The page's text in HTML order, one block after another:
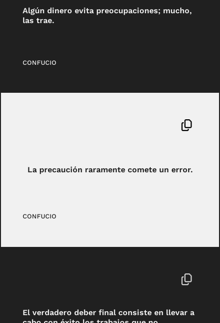
Algún dinero evita preocupaciones; mucho,
las trae.
CONFUCIO
La precaución raramente comete un error.
CONFUCIO
El verdadero deber final consiste en llevar a